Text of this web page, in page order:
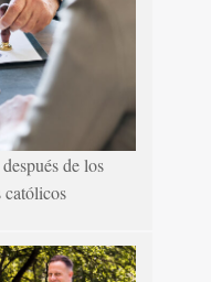
de los
católicos